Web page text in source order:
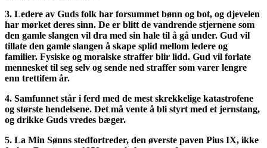
3. Ledere av Guds folk har forsummet bønn og bot, og djevelen
har mørket deres sinn. De er blitt de vandrende stjernene som
den gamle slangen vil dra med sin hale til å gå under. Gud vil
tillate den gamle slangen å skape splid mellom ledere og
familier. Fysiske og moralske straffer blir lidd. Gud vil forlate
mennesket til seg selv og sende ned straffer som varer lengre
enn trettifem år.
4. Samfunnet står i ferd med de mest skrekkelige katastrofene
og største hendelsene. Det må vente å bli styrt med et jernstang,
og drikke Guds vredes bæger.
5. La Min Sønns stedfortreder, den øverste paven Pius IX, ikke